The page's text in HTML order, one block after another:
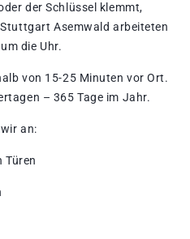
der Schlüssel klemmt,
Asemwald arbeiteten
die Uhr.
von 15-25 Minuten vor Ort.
– 365 Tage im Jahr.
an:
Türen